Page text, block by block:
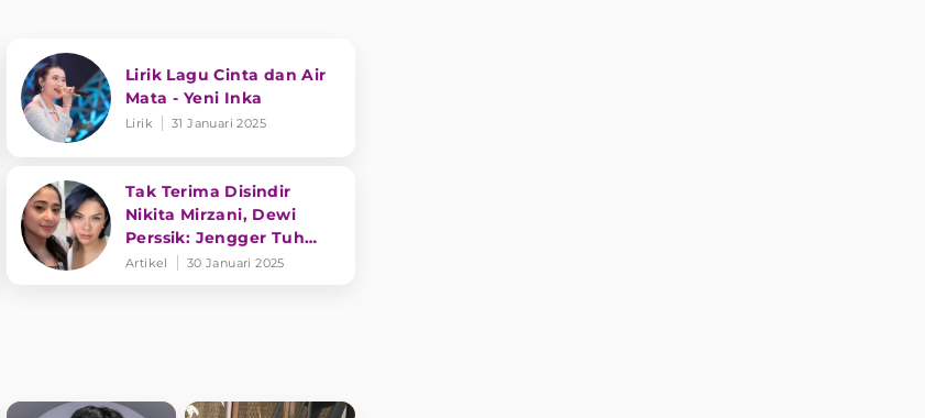
Lirik Lagu Cinta dan Air
Mata - Yeni Inka
Lirik 31 Januari 2025
Tak Terima Disindir
Nikita Mirzani, Dewi
Perssik: Jengger Tuh
Tong Kosong Nyaring
Artikel 30 Januari 2025